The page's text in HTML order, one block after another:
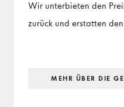
Wir unterbieten den
zurück und erstatten
MEHR ÜBER DIE